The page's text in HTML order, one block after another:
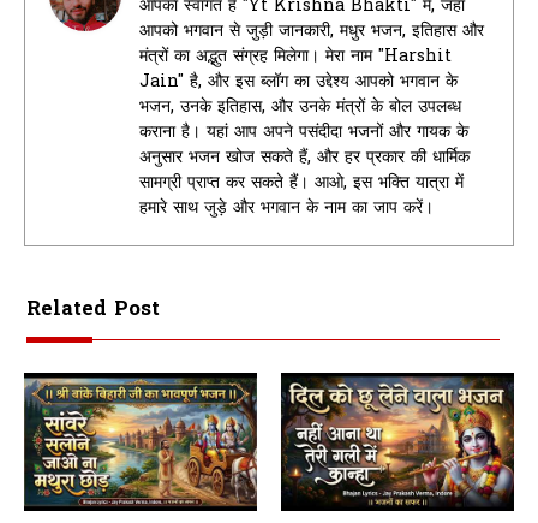
आपका स्वागत है "Yt Krishna Bhakti" में, जहां
आपको भगवान से जुड़ी जानकारी, मधुर भजन, इतिहास और
मंत्रों का अद्भुत संग्रह मिलेगा। मेरा नाम "Harshit
Jain" है, और इस ब्लॉग का उद्देश्य आपको भगवान के
भजन, उनके इतिहास, और उनके मंत्रों के बोल उपलब्ध
कराना है। यहां आप अपने पसंदीदा भजनों और गायक के
अनुसार भजन खोज सकते हैं, और हर प्रकार की धार्मिक
सामग्री प्राप्त कर सकते हैं। आओ, इस भक्ति यात्रा में
हमारे साथ जुड़े और भगवान के नाम का जाप करें।
Related Post